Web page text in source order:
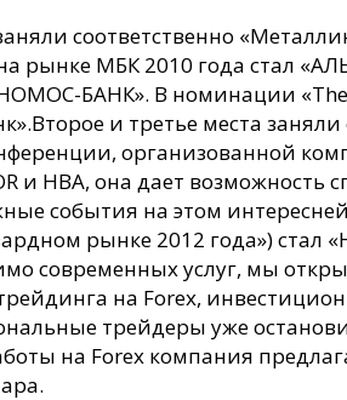
соответственно
рынке МБК 2010 года стал
БАНК». В номинации «The
и третье места
организованной
и НВА, она дает возможность
события на этом
рынке 2012 года») стал
современных услуг, мы
на Forex,
трейдеры уже
на Forex компания